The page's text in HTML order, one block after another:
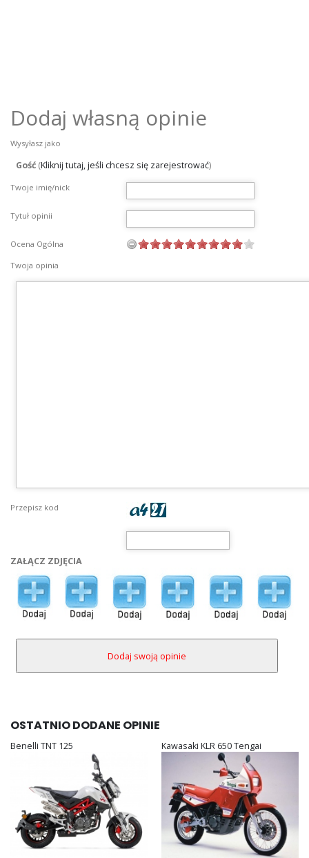
Dodaj własną opinie
Wysyłasz jako
Gość (Kliknij tutaj, jeśli chcesz się zarejestrować)
Twoje imię/nick
Tytuł opinii
Ocena Ogólna
Twoja opinia
Przepisz kod
ZAŁĄCZ ZDJĘCIA
OSTATNIO DODANE OPINIE
Benelli TNT 125 Kawasaki KLR 650 Tengai